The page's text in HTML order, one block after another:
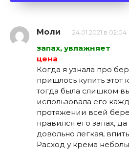
Моли 24.01.2021 в 02:04
запах, увлажняет
цена
Когда я узнала про
пришлось купить этот
тогда была слишком
использовала его
протяжении всей
нравился его запах, да
довольно легкая,
Расход у крема